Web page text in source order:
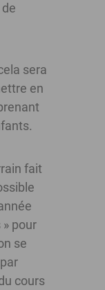
sera
en
fait
pour
se
cours